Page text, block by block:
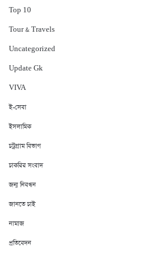
Top 10
Tour & Travels
Uncategorized
Update Gk
VIVA
ই-সেবা
ইসলামিক
চট্রগ্রাম বিভাগ
চাকরির সংবাদ
জন্ম নিবন্ধন
জানতে চাই
নামাজ
প্রতিবেদন